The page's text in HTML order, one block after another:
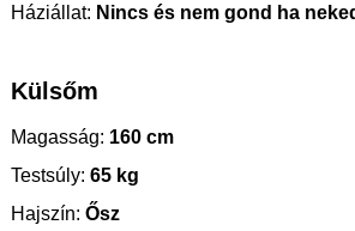
Háziállat: Nincs és nem gond ha
Külsőm
Magasság: 160 cm
Testsúly: 65 kg
Hajszín: Ősz